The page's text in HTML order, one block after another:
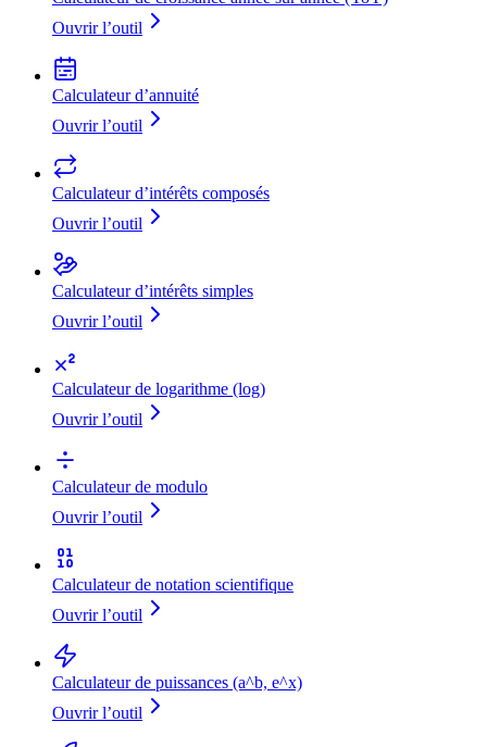
Ouvrir l’outil
Calculateur d’annuité
Ouvrir l’outil
Calculateur d’intérêts composés
Ouvrir l’outil
Calculateur d’intérêts simples
Ouvrir l’outil
Calculateur de logarithme (log)
Ouvrir l’outil
Calculateur de modulo
Ouvrir l’outil
Calculateur de notation scientifique
Ouvrir l’outil
Calculateur de puissances (a^b, e^x)
Ouvrir l’outil